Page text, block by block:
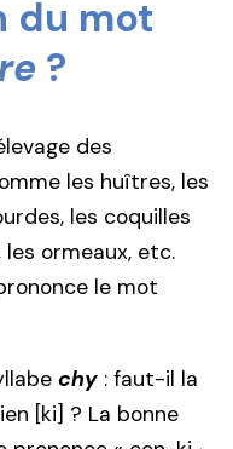
du mot
?
des
les huîtres, les
les coquilles
ormeaux, etc.
le mot
chy : faut-il la
[ki] ? La bonne